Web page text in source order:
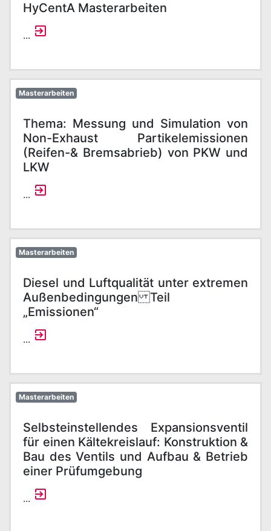
HyCentA Masterarbeiten
...
Masterarbeiten
Thema: Messung und Simulation von
Non-Exhaust Partikelemissionen
(Reifen-& Bremsabrieb) von PKW und
LKW
...
Masterarbeiten
Diesel und Luftqualität unter extremen
Außenbedingungen Teil
„Emissionen“
...
Masterarbeiten
Selbsteinstellendes Expansionsventil
für einen Kältekreislauf: Konstruktion &
Bau des Ventils und Aufbau & Betrieb
einer Prüfumgebung
...